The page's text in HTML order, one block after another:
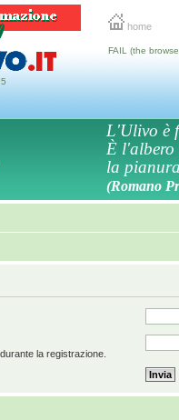
home
FAIL (the
L'Ulivo è
È l'albero
la
(Romano
la registrazione.